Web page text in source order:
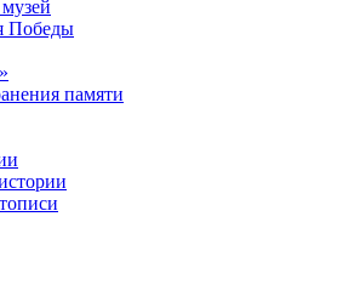
Победы
памяти